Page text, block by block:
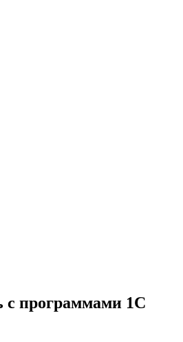
с программами 1С